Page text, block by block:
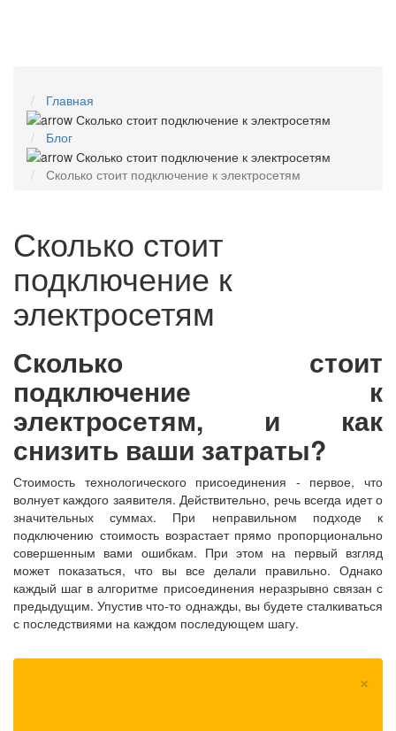
Главная
Блог
Сколько стоит подключение к электросетям
Сколько стоит
подключение к
электросетям
Сколько стоит
подключение к
электросетям, и как
снизить ваши затраты?
Стоимость технологического присоединения - первое, что
волнует каждого заявителя. Действительно, речь всегда идет о
значительных суммах. При неправильном подходе к
подключению стоимость возрастает прямо пропорционально
совершенным вами ошибкам. При этом на первый взгляд
может показаться, что вы все делали правильно. Однако
каждый шаг в алгоритме присоединения неразрывно связан с
предыдущим. Упустив что-то однажды, вы будете сталкиваться
с последствиями на каждом последующем шагу.
×